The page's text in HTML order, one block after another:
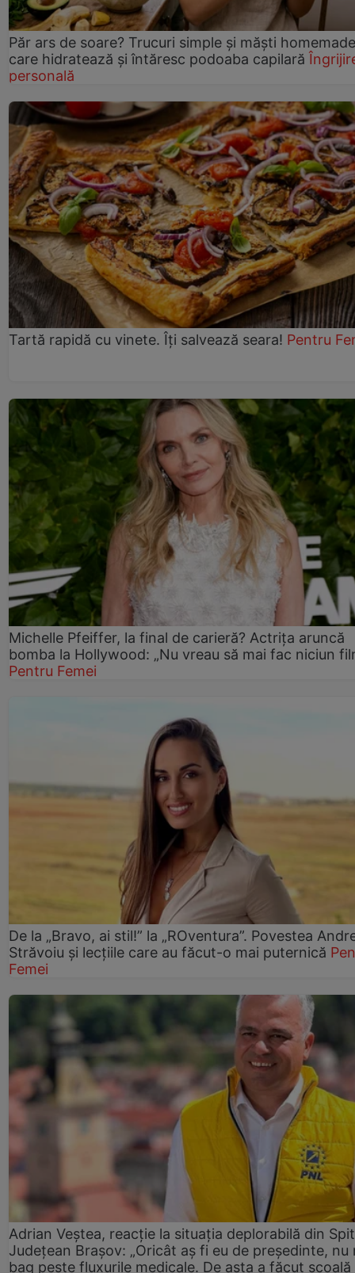
Păr ars de soare? Trucuri simple și măști homemade
care hidratează și întăresc podoaba capilară
personală
Tartă rapidă cu vinete. Îți salvează seara! Pentru
Michelle Pfeiffer, la final de carieră? Actrița aruncă
bomba la Hollywood: „Nu vreau să mai fac niciun
Pentru Femei
De la „Bravo, ai stil!” la „ROventura”. Povestea
Străvoiu și lecțiile care au făcut-o mai puternică
Femei
Adrian Veștea, reacție la situația deplorabilă din
Județean Brașov: „Oricât aș fi eu de președinte, nu
bag peste fluxurile medicale. De asta a făcut școală